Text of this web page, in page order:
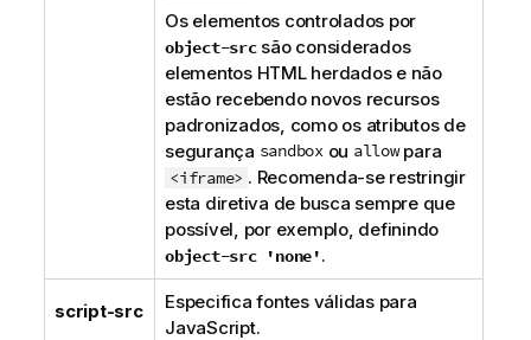
Os elementos controlados por
object-srcsão considerados
elementos HTML herdados e não
estão recebendo novos recursos
padronizados, como os atributos de
segurança sandboxou allowpara
<iframe> . Recomenda-se restringir
esta diretiva de busca sempre que
possível, por exemplo, definindo
object-src 'none'.
script-src
Especifica fontes válidas para
JavaScript.